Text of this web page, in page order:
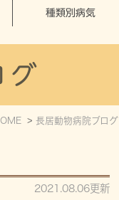
種類別病気
グ
長居動物病院ブログ
2021.08.06更新